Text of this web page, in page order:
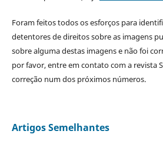
Foram feitos todos os esforços para
detentores de direitos sobre as imagens
sobre alguma destas imagens e não foi
por favor, entre em contato com a revista
correção num dos próximos números.
Artigos Semelhantes